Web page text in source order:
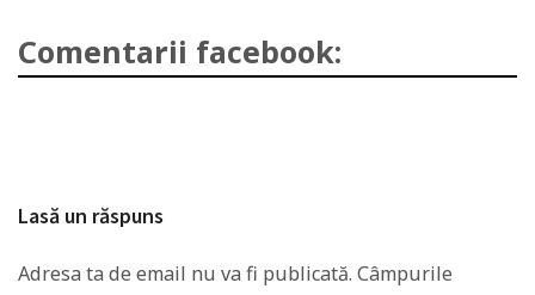
Comentarii facebook:
Lasă un răspuns
Adresa ta de email nu va fi publicată. Câmpurile